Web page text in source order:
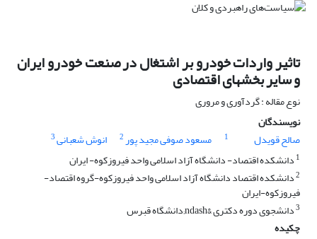
تاثیر واردات خودرو بر اشتغال در صنعت خودرو ایران
و سایر بخشهای اقتصادی
نوع مقاله : گردآوری و مروری
نویسندگان
صالح قویدل
1 مسعود صوفی مجید پور2 انوش شعبانی3
1 دانشکده اقتصاد- دانشگاه آزاد اسلامی واحد فیروزکوه- ایران
2دانشکده اقتصاد دانشگاه آزاد اسلامی واحد فیروزکوه-گروه اقتصاد-
فیروزکوه-ایران
3دانشجوی دوره دکتری &ndash;دانشگاه قبرس
چکیده